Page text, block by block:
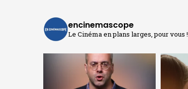
encinemascope
Le Cinéma en plans larges, pour vous !